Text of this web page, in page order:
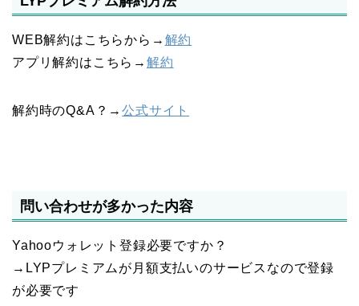
WEB解約はこちらから→ 解約
アプリ解約はこちら→ 解約
解約時のQ&A？→公式サイト
問い合わせが多かった内容
Yahooウォレット登録必要ですか？
→LYPプレミアムが月額支払いのサービスなので登録
が必要です